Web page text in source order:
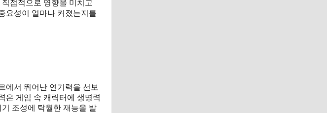
접적으로 영향을 미치고
요성이 얼마나 커졌는지를
에서 뛰어난 연기력을 선보
은 게임 속 캐릭터에 생명력
조성에 탁월한 재능을 발